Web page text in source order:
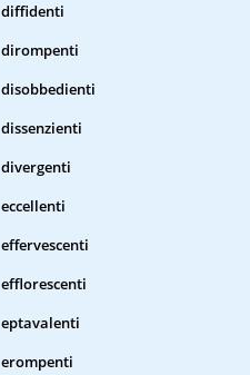
diffidenti
dirompenti
disobbedienti
dissenzienti
divergenti
eccellenti
effervescenti
efflorescenti
eptavalenti
erompenti